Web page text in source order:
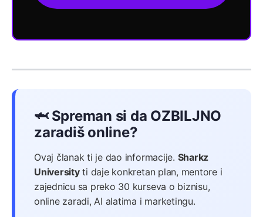
🦈 Spreman si da OZBILJNO
zaradiš online?
Ovaj članak ti je dao informacije. Sharkz
Universityti daje konkretan plan, mentore i
zajednicu sa preko 30 kurseva o biznisu,
online zaradi, AI alatima i marketingu.